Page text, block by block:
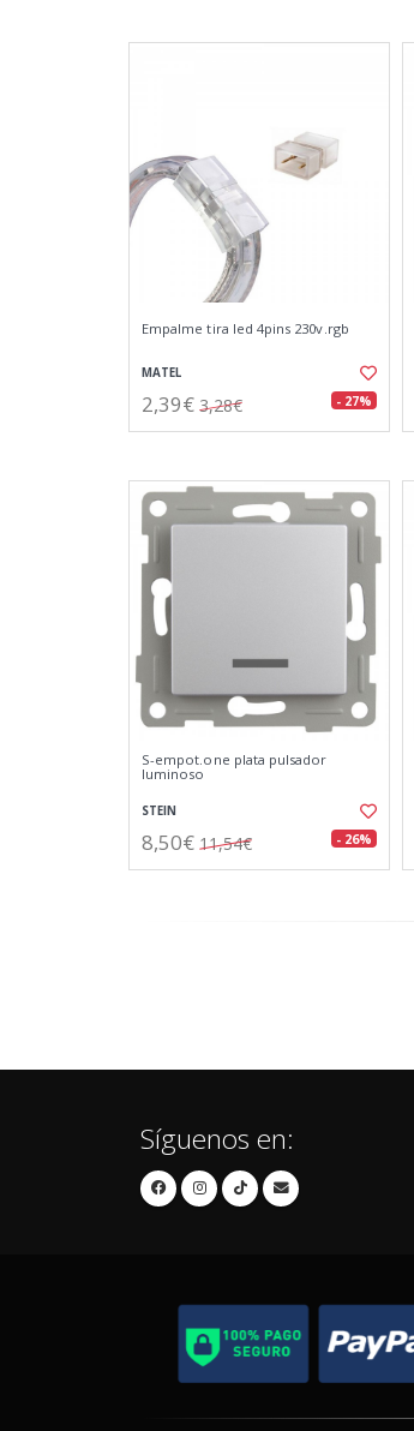
Empalme tira led 4pins 230v.rgb
MATEL
2,39€ 3,28€ - 27%
S-empot.one plata pulsador
luminoso
STEIN
8,50€ 11,54€ - 26%
Síguenos en: